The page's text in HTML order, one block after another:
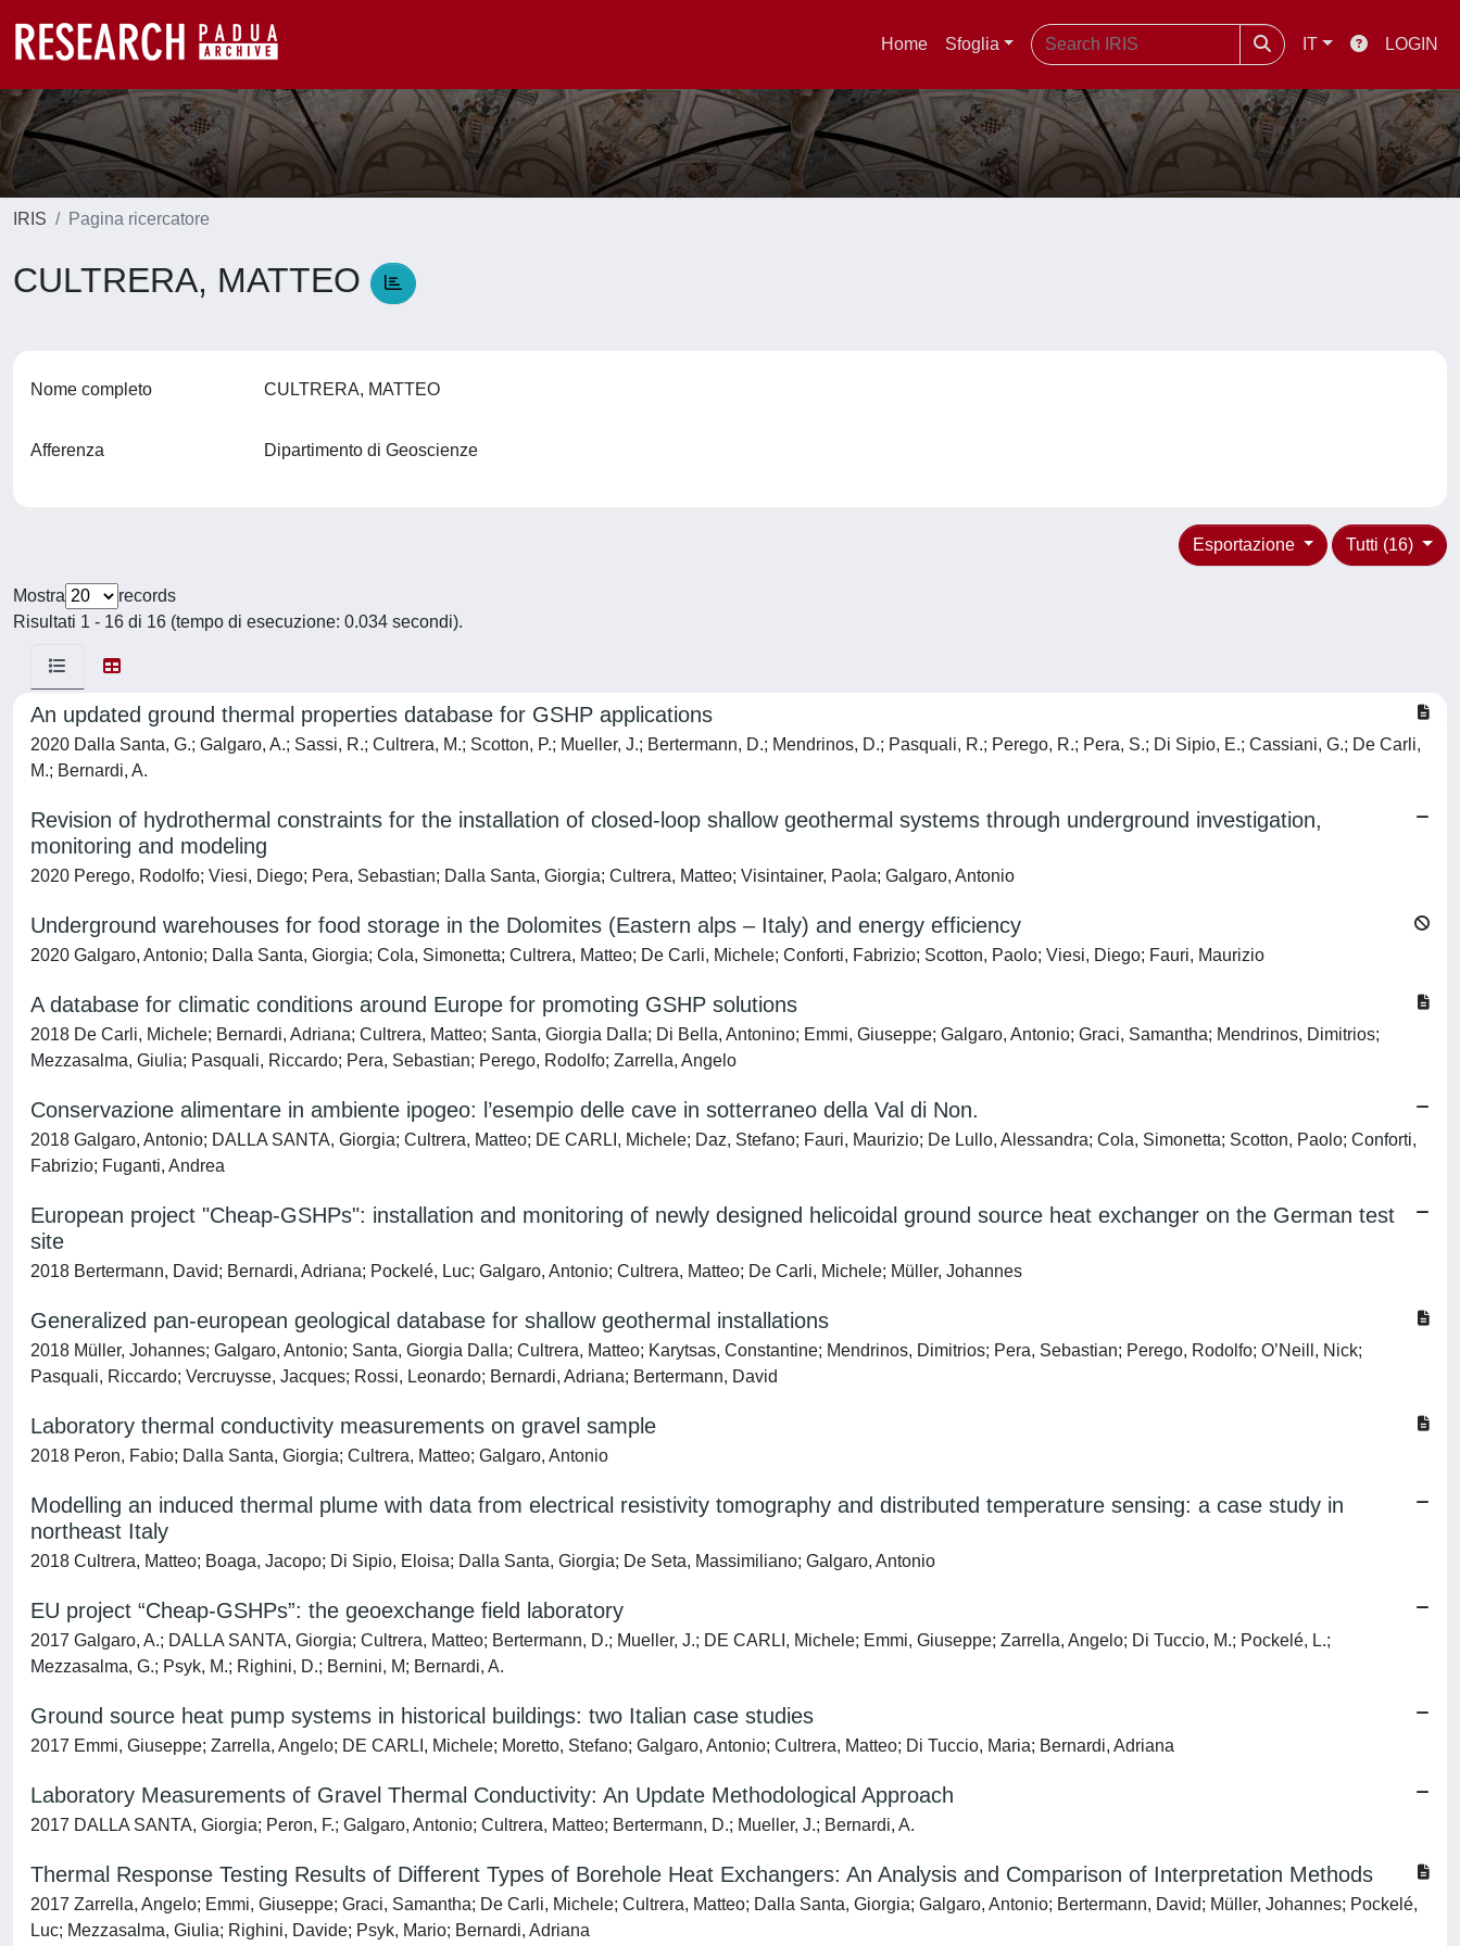
Home Sfoglia IT LOGIN
IRIS Pagina ricercatore
CULTRERA, MATTEO
Nome completo CULTRERA, MATTEO
Afferenza Dipartimento di Geoscienze
Tutti (16)
Esportazione
Mostra
records
Risultati 1 - 16 di 16 (tempo di esecuzione: 0.034 secondi).
An updated ground thermal properties database for GSHP applications
2020 Dalla Santa, G.; Galgaro, A.; Sassi, R.; Cultrera, M.; Scotton, P.; Mueller, J.; Bertermann, D.; Mendrinos, D.; Pasquali, R.; Perego, R.; Pera, S.; Di Sipio, E.; Cassiani, G.; De Carli,
M.; Bernardi, A.
Revision of hydrothermal constraints for the installation of closed-loop shallow geothermal systems through underground investigation,
monitoring and modeling
2020 Perego, Rodolfo; Viesi, Diego; Pera, Sebastian; Dalla Santa, Giorgia; Cultrera, Matteo; Visintainer, Paola; Galgaro, Antonio
Underground warehouses for food storage in the Dolomites (Eastern alps – Italy) and energy efficiency
2020 Galgaro, Antonio; Dalla Santa, Giorgia; Cola, Simonetta; Cultrera, Matteo; De Carli, Michele; Conforti, Fabrizio; Scotton, Paolo; Viesi, Diego; Fauri, Maurizio
A database for climatic conditions around Europe for promoting GSHP solutions
2018 De Carli, Michele; Bernardi, Adriana; Cultrera, Matteo; Santa, Giorgia Dalla; Di Bella, Antonino; Emmi, Giuseppe; Galgaro, Antonio; Graci, Samantha; Mendrinos, Dimitrios;
Mezzasalma, Giulia; Pasquali, Riccardo; Pera, Sebastian; Perego, Rodolfo; Zarrella, Angelo
Conservazione alimentare in ambiente ipogeo: l’esempio delle cave in sotterraneo della Val di Non.
2018 Galgaro, Antonio; DALLA SANTA, Giorgia; Cultrera, Matteo; DE CARLI, Michele; Daz, Stefano; Fauri, Maurizio; De Lullo, Alessandra; Cola, Simonetta; Scotton, Paolo; Conforti,
Fabrizio; Fuganti, Andrea
European project "Cheap-GSHPs": installation and monitoring of newly designed helicoidal ground source heat exchanger on the German test
site
2018 Bertermann, David; Bernardi, Adriana; Pockelé, Luc; Galgaro, Antonio; Cultrera, Matteo; De Carli, Michele; Müller, Johannes
Generalized pan-european geological database for shallow geothermal installations
2018 Müller, Johannes; Galgaro, Antonio; Santa, Giorgia Dalla; Cultrera, Matteo; Karytsas, Constantine; Mendrinos, Dimitrios; Pera, Sebastian; Perego, Rodolfo; O’Neill, Nick;
Pasquali, Riccardo; Vercruysse, Jacques; Rossi, Leonardo; Bernardi, Adriana; Bertermann, David
Laboratory thermal conductivity measurements on gravel sample
2018 Peron, Fabio; Dalla Santa, Giorgia; Cultrera, Matteo; Galgaro, Antonio
Modelling an induced thermal plume with data from electrical resistivity tomography and distributed temperature sensing: a case study in
northeast Italy
2018 Cultrera, Matteo; Boaga, Jacopo; Di Sipio, Eloisa; Dalla Santa, Giorgia; De Seta, Massimiliano; Galgaro, Antonio
EU project “Cheap-GSHPs”: the geoexchange field laboratory
2017 Galgaro, A.; DALLA SANTA, Giorgia; Cultrera, Matteo; Bertermann, D.; Mueller, J.; DE CARLI, Michele; Emmi, Giuseppe; Zarrella, Angelo; Di Tuccio, M.; Pockelé, L.;
Mezzasalma, G.; Psyk, M.; Righini, D.; Bernini, M; Bernardi, A.
Ground source heat pump systems in historical buildings: two Italian case studies
2017 Emmi, Giuseppe; Zarrella, Angelo; DE CARLI, Michele; Moretto, Stefano; Galgaro, Antonio; Cultrera, Matteo; Di Tuccio, Maria; Bernardi, Adriana
Laboratory Measurements of Gravel Thermal Conductivity: An Update Methodological Approach
2017 DALLA SANTA, Giorgia; Peron, F.; Galgaro, Antonio; Cultrera, Matteo; Bertermann, D.; Mueller, J.; Bernardi, A.
Thermal Response Testing Results of Different Types of Borehole Heat Exchangers: An Analysis and Comparison of Interpretation Methods
2017 Zarrella, Angelo; Emmi, Giuseppe; Graci, Samantha; De Carli, Michele; Cultrera, Matteo; Dalla Santa, Giorgia; Galgaro, Antonio; Bertermann, David; Müller, Johannes; Pockelé,
Luc; Mezzasalma, Giulia; Righini, Davide; Psyk, Mario; Bernardi, Adriana